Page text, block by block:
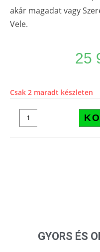
akár magadat vagy
Vele.
25
Csak 2 maradt készleten
GYORS ÉS